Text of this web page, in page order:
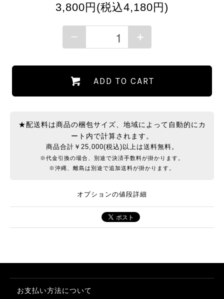
3,800円(税込4,180円)
ADD TO CART
★配送料は商品の梱包サイズ、地域によって自動的にカ
ート内で計算されます。
商品合計￥25,000(税込)以上は送料無料。
※代金引換の場合、別途で決済手数料が掛かります。
※沖縄、離島は別途で追加送料が掛かります。
オプションの値段詳細
お支払い方法について